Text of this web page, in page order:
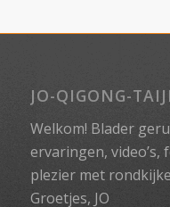
JO-QIGONG-TAIJI
Welkom! Blader
ervaringen, video’s,
plezier met
Groetjes, JO